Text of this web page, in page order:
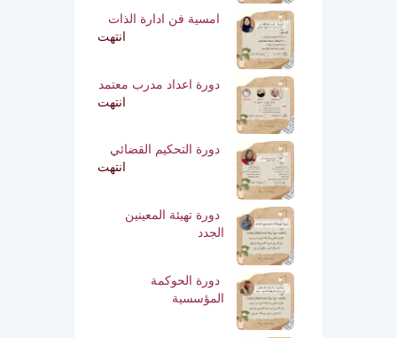
امسية فن ادارة الذات
انتهت
دورة اعداد مدرب معتمد
انتهت
دورة التحكيم القضائي
انتهت
دورة تهيئة المعينين
الجدد
دورة الحوكمة
المؤسسية